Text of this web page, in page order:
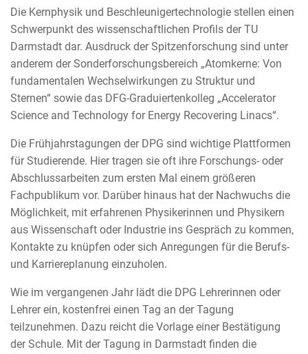
Die Kernphysik und Beschleunigertechnologie stellen einen
Schwerpunkt des wissenschaftlichen Profils der TU
Darmstadt dar. Ausdruck der Spitzenforschung sind unter
anderem der Sonderforschungsbereich „Atomkerne: Von
fundamentalen Wechselwirkungen zu Struktur und
Sternen“ sowie das DFG-Graduiertenkolleg „Accelerator
Science and Technology for Energy Recovering Linacs“.
Die Frühjahrstagungen der DPG sind wichtige Plattformen
für Studierende. Hier tragen sie oft ihre Forschungs- oder
Abschlussarbeiten zum ersten Mal einem größeren
Fachpublikum vor. Darüber hinaus hat der Nachwuchs die
Möglichkeit, mit erfahrenen Physikerinnen und Physikern
aus Wissenschaft oder Industrie ins Gespräch zu kommen,
Kontakte zu knüpfen oder sich Anregungen für die Berufs-
und Karriereplanung einzuholen.
Wie im vergangenen Jahr lädt die DPG Lehrerinnen oder
Lehrer ein, kostenfrei einen Tag an der Tagung
teilzunehmen. Dazu reicht die Vorlage einer Bestätigung
der Schule. Mit der Tagung in Darmstadt finden die